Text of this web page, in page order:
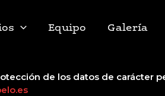
Equipo Galería
de los datos de carácter